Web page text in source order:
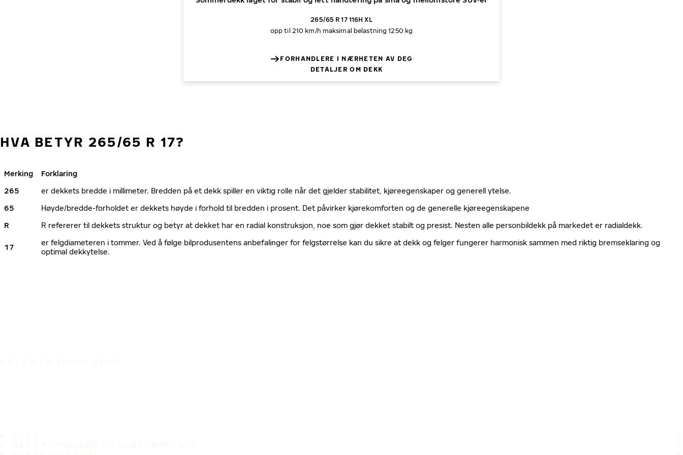
265/65 R 17 116H XL
opp til 210 km/h maksimal belastning 1250 kg
FORHANDLERE I NÆRHETEN AV DEG
DETALJER OM DEKK
HVA BETYR 265/65 R 17?
Merking
Forklaring
265
er dekkets bredde i millimeter. Bredden på et dekk spiller en viktig rolle når det gjelder stabilitet, kjøreegenskaper og generell ytelse.
65
Høyde/bredde-forholdet er dekkets høyde i forhold til bredden i prosent. Det påvirker kjørekomforten og de generelle kjøreegenskapene
R
R refererer til dekkets struktur og betyr at dekket har en radial konstruksjon, noe som gjør dekket stabilt og presist. Nesten alle personbildekk på markedet er radialdekk.
17
er felgdiameteren i tommer. Ved å følge bilprodusentens anbefalinger for felgstørrelse kan du sikre at dekk og felger fungerer harmonisk sammen med riktig bremseklaring og
optimal dekkytelse.